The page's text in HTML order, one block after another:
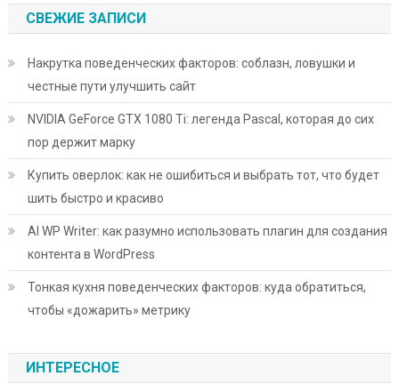
СВЕЖИЕ ЗАПИСИ
Накрутка поведенческих факторов: соблазн, ловушки и
честные пути улучшить сайт
NVIDIA GeForce GTX 1080 Ti: легенда Pascal, которая до сих
пор держит марку
Купить оверлок: как не ошибиться и выбрать тот, что будет
шить быстро и красиво
AI WP Writer: как разумно использовать плагин для создания
контента в WordPress
Тонкая кухня поведенческих факторов: куда обратиться,
чтобы «дожарить» метрику
ИНТЕРЕСНОЕ